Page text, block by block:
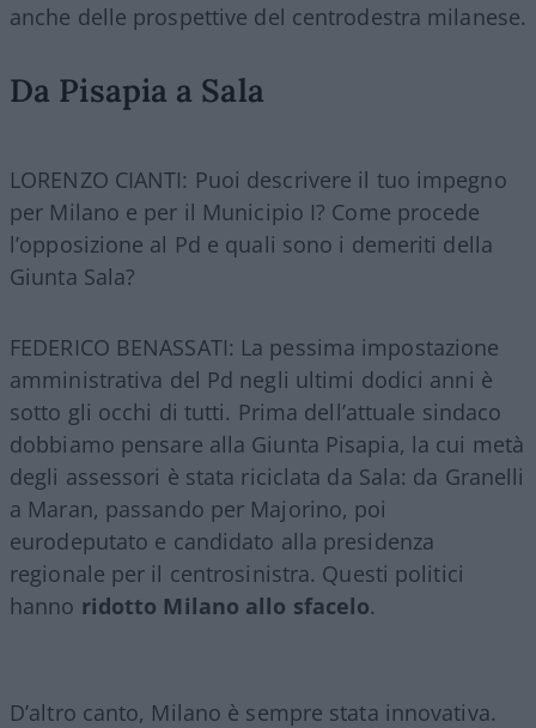
anche delle prospettive del centrodestra milanese.
Da Pisapia a Sala
LORENZO CIANTI: Puoi descrivere il tuo impegno
per Milano e per il Municipio I? Come procede
l’opposizione al Pd e quali sono i demeriti della
Giunta Sala?
FEDERICO BENASSATI: La pessima impostazione
amministrativa del Pd negli ultimi dodici anni è
sotto gli occhi di tutti. Prima dell’attuale sindaco
dobbiamo pensare alla Giunta Pisapia, la cui metà
degli assessori è stata riciclata da Sala: da Granelli
a Maran, passando per Majorino, poi
eurodeputato e candidato alla presidenza
regionale per il centrosinistra. Questi politici
hanno ridotto Milano allo sfacelo.
D’altro canto, Milano è sempre stata innovativa.